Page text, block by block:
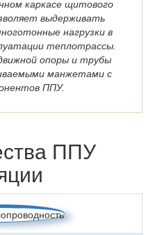
каркасе щитового
выдерживать
нагрузки в
теплотрассы.
опоры и трубы
манжетами с
ППУ.
ППУ